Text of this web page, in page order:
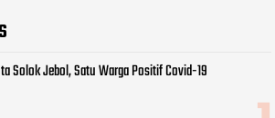
Solok Jebol, Satu Warga Positif Covid-19